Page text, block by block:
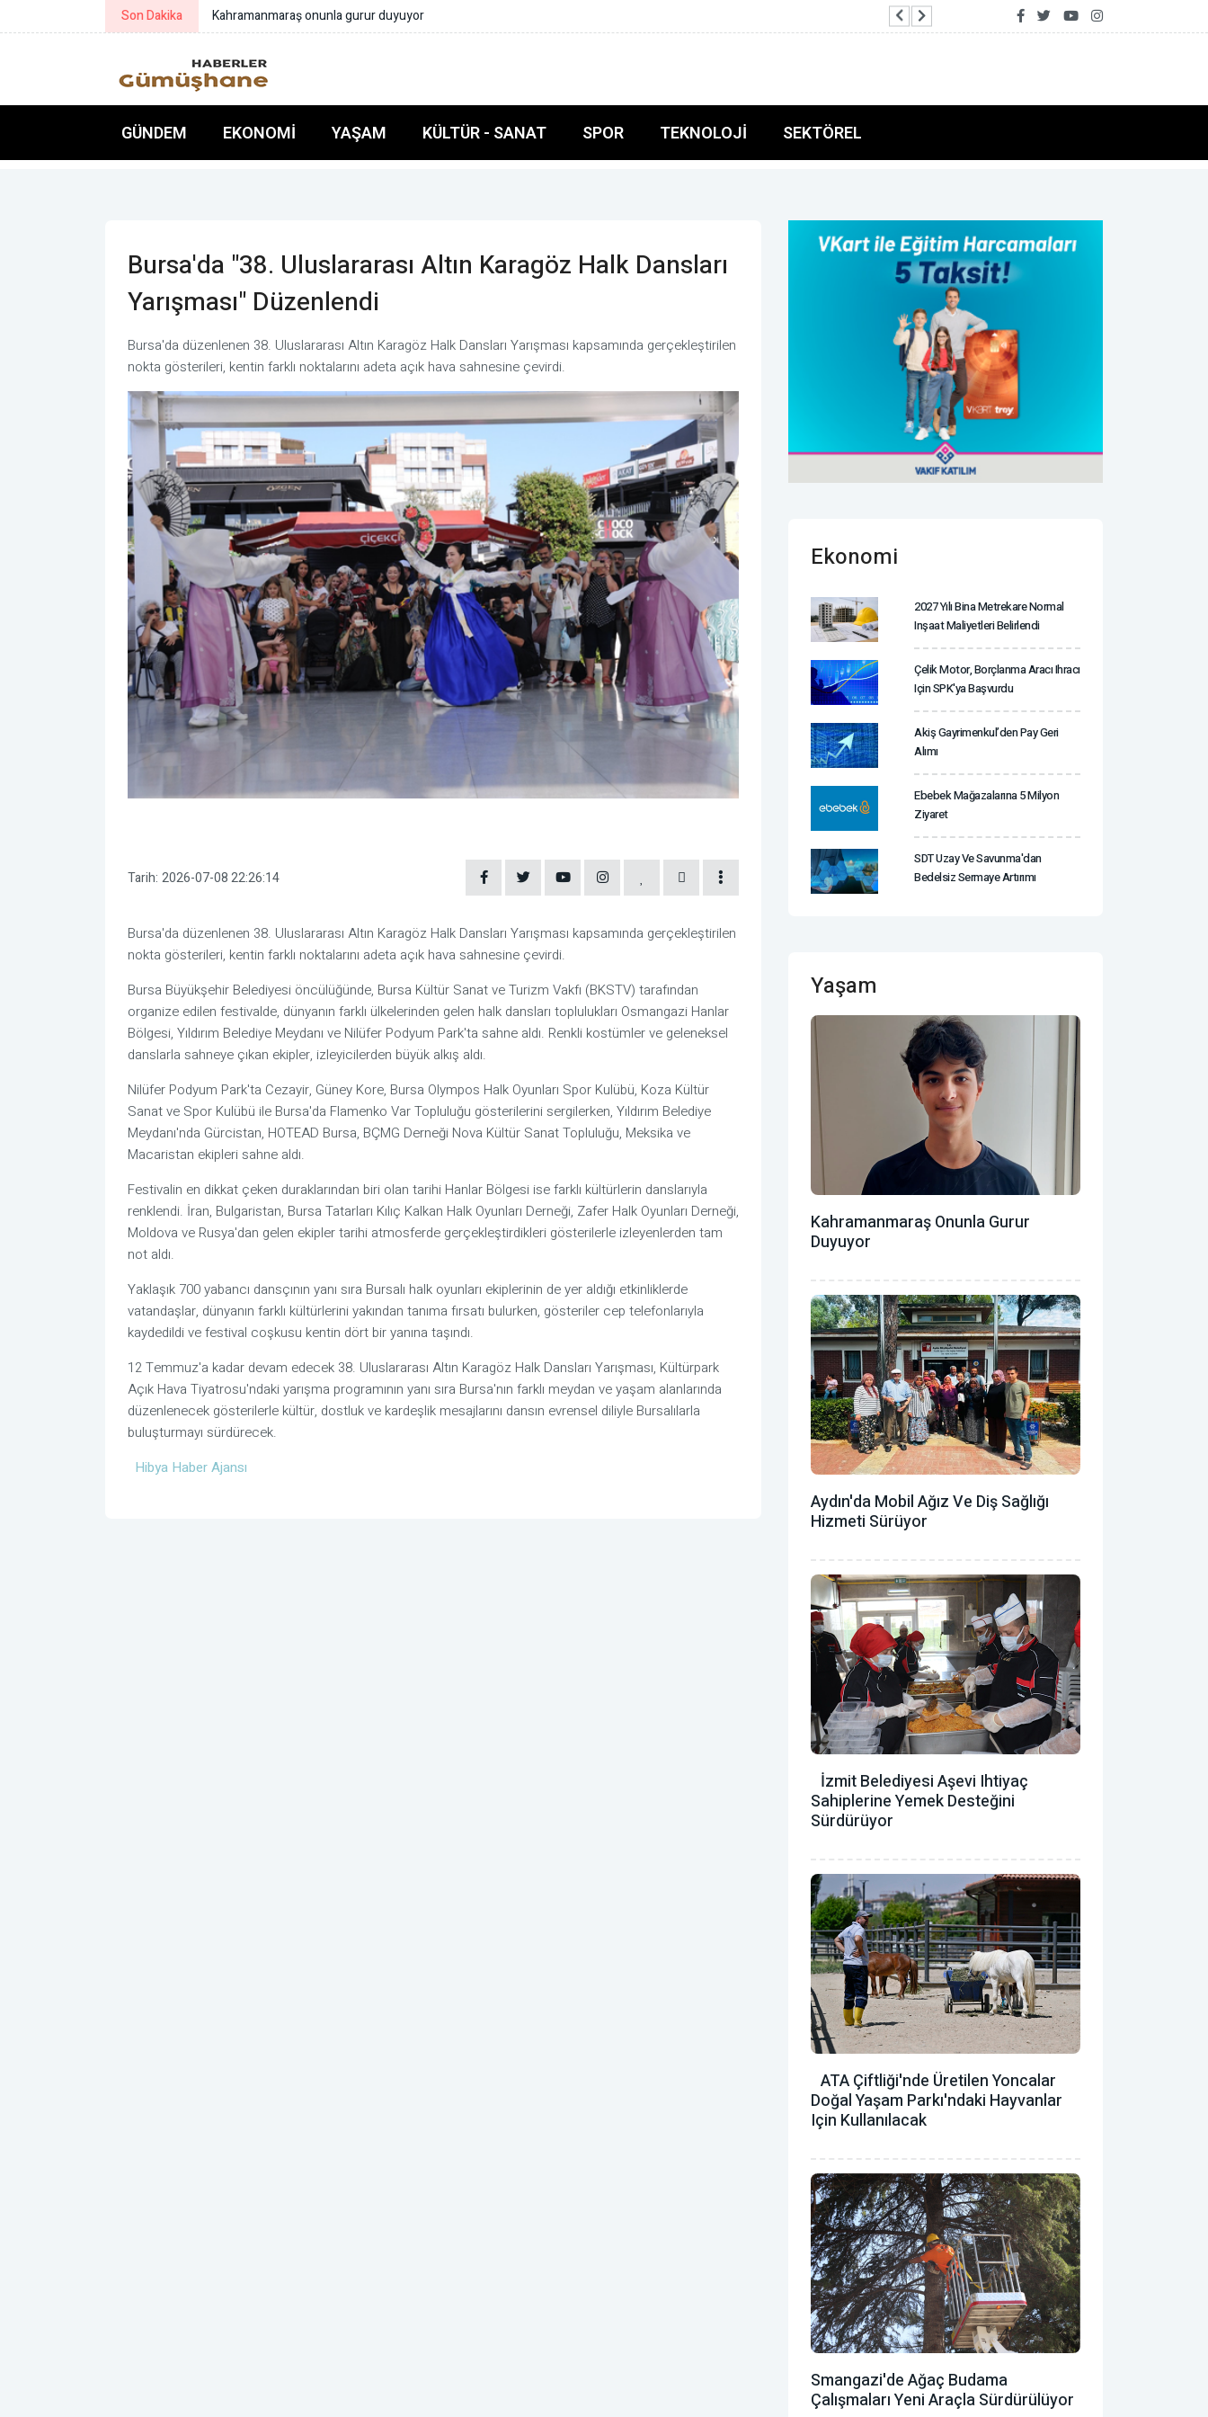
Son Dakika Kahramanmaraş onunla gurur duyuyor Aydın'da mobil ağız ve diş sağlığı hizmeti
GÜNDEM EKONOMI YAŞAM KÜLTÜR - SANAT SPOR TEKNOLOJI SEKTÖREL
Bursa'da "38. Uluslararası Altın Karagöz Halk Dansları
Yarışması" Düzenlendi
Bursa'da düzenlenen 38. Uluslararası Altın Karagöz Halk Dansları Yarışması kapsamında gerçekleştirilen
nokta gösterileri, kentin farklı noktalarını adeta açık hava sahnesine çevirdi.
Tarih: 2026-07-08 22:26:14
Bursa'da düzenlenen 38. Uluslararası Altın Karagöz Halk Dansları Yarışması kapsamında gerçekleştirilen
nokta gösterileri, kentin farklı noktalarını adeta açık hava sahnesine çevirdi.
Bursa Büyükşehir Belediyesi öncülüğünde, Bursa Kültür Sanat ve Turizm Vakfı (BKSTV) tarafından
organize edilen festivalde, dünyanın farklı ülkelerinden gelen halk dansları toplulukları Osmangazi Hanlar
Bölgesi, Yıldırım Belediye Meydanı ve Nilüfer Podyum Park'ta sahne aldı. Renkli kostümler ve geleneksel
danslarla sahneye çıkan ekipler, izleyicilerden büyük alkış aldı.
Nilüfer Podyum Park'ta Cezayir, Güney Kore, Bursa Olympos Halk Oyunları Spor Kulübü, Koza Kültür
Sanat ve Spor Kulübü ile Bursa'da Flamenko Var Topluluğu gösterilerini sergilerken, Yıldırım Belediye
Meydanı'nda Gürcistan, HOTEAD Bursa, BÇMG Derneği Nova Kültür Sanat Topluluğu, Meksika ve
Macaristan ekipleri sahne aldı.
Festivalin en dikkat çeken duraklarından biri olan tarihi Hanlar Bölgesi ise farklı kültürlerin danslarıyla
renklendi. İran, Bulgaristan, Bursa Tatarları Kılıç Kalkan Halk Oyunları Derneği, Zafer Halk Oyunları Derneği,
Moldova ve Rusya'dan gelen ekipler tarihi atmosferde gerçekleştirdikleri gösterilerle izleyenlerden tam
not aldı.
Yaklaşık 700 yabancı dansçının yanı sıra Bursalı halk oyunları ekiplerinin de yer aldığı etkinliklerde
vatandaşlar, dünyanın farklı kültürlerini yakından tanıma fırsatı bulurken, gösteriler cep telefonlarıyla
kaydedildi ve festival coşkusu kentin dört bir yanına taşındı.
12 Temmuz'a kadar devam edecek 38. Uluslararası Altın Karagöz Halk Dansları Yarışması, Kültürpark
Açık Hava Tiyatrosu'ndaki yarışma programının yanı sıra Bursa'nın farklı meydan ve yaşam alanlarında
düzenlenecek gösterilerle kültür, dostluk ve kardeşlik mesajlarını dansın evrensel diliyle Bursalılarla
buluşturmayı sürdürecek.
Hibya Haber Ajansı
Ekonomi
2027 Yılı Bina Metrekare Normal
Inşaat Maliyetleri Belirlendi
Çelik Motor, Borçlanma Aracı Ihracı
Için SPK'ya Başvurdu
Akiş Gayrimenkul’den Pay Geri
Alımı
Ebebek Mağazalarına 5 Milyon
Ziyaret
SDT Uzay Ve Savunma'dan
Bedelsiz Sermaye Artırımı
Yaşam
Kahramanmaraş Onunla Gurur
Duyuyor
Aydın'da Mobil Ağız Ve Diş Sağlığı
Hizmeti Sürüyor
İzmit Belediyesi Aşevi Ihtiyaç
Sahiplerine Yemek Desteğini
Sürdürüyor
ATA Çiftliği'nde Üretilen Yoncalar
Doğal Yaşam Parkı'ndaki Hayvanlar
Için Kullanılacak
Smangazi'de Ağaç Budama
Çalışmaları Yeni Araçla Sürdürülüyor